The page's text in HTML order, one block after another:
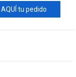
tu pedido